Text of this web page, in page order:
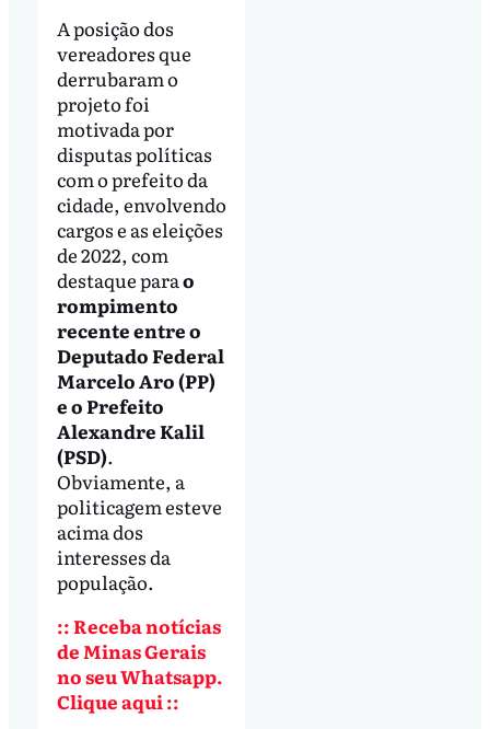
A posição dos
vereadores que
derrubaram o
projeto foi
motivada por
disputas políticas
com o prefeito da
cidade, envolvendo
cargos e as eleições
de 2022, com
destaque parao
rompimento
recente entre o
Deputado Federal
Marcelo Aro (PP)
e o Prefeito
Alexandre Kalil
(PSD).
Obviamente, a
politicagem esteve
acima dos
interesses da
população.
:: Receba notícias
de Minas Gerais
no seu Whatsapp.
Clique aqui ::